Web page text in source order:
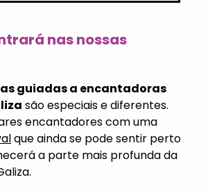
nas nossas
guiadas a encantadoras
são especiais e diferentes.
encantadores com uma
que ainda se pode sentir perto
a parte mais profunda da